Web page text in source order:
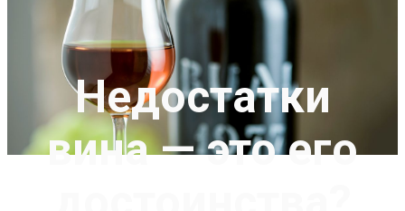
Недостатки
вина — это его